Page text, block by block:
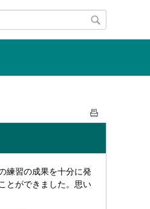
練習の成果を十分に発
とができました。思い